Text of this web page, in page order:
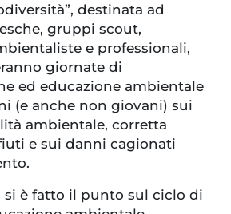
destinata ad
gruppi scout,
e professionali,
giornate di
ed educazione ambientale
(e anche non giovani) sui
ambientale, corretta
e sui danni cagionati
si è fatto il punto sul ciclo di